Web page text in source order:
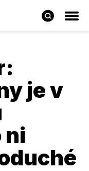
je v
ni